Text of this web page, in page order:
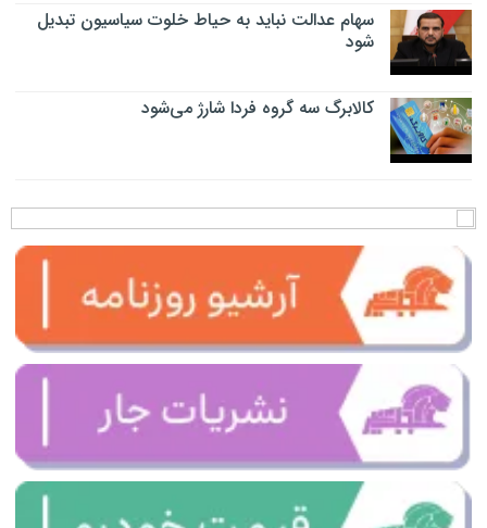
سهام عدالت نباید به حیاط خلوت سیاسیون تبدیل
شود
کالابرگ سه گروه فردا شارژ می‌شود